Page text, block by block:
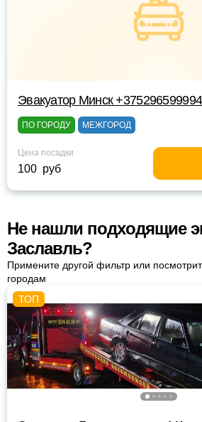
Эвакуатор Минск +375296599994
ПО ГОРОДУ МЕЖГОРОД
Цена посадки
100 руб
Не нашли подходящие
Заславль?
Примените другой фильтр или
городам